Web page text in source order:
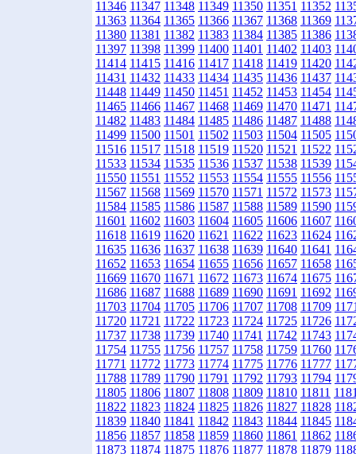
11346 11347 11348 11349 11350 11351 11352
11363 11364 11365 11366 11367 11368 11369
11380 11381 11382 11383 11384 11385 11386
11397 11398 11399 11400 11401 11402 11403
11414 11415 11416 11417 11418 11419 11420
11431 11432 11433 11434 11435 11436 11437
11448 11449 11450 11451 11452 11453 11454
11465 11466 11467 11468 11469 11470 11471
11482 11483 11484 11485 11486 11487 11488
11499 11500 11501 11502 11503 11504 11505
11516 11517 11518 11519 11520 11521 11522
11533 11534 11535 11536 11537 11538 11539
11550 11551 11552 11553 11554 11555 11556
11567 11568 11569 11570 11571 11572 11573
11584 11585 11586 11587 11588 11589 11590
11601 11602 11603 11604 11605 11606 11607
11618 11619 11620 11621 11622 11623 11624
11635 11636 11637 11638 11639 11640 11641
11652 11653 11654 11655 11656 11657 11658
11669 11670 11671 11672 11673 11674 11675
11686 11687 11688 11689 11690 11691 11692
11703 11704 11705 11706 11707 11708 11709
11720 11721 11722 11723 11724 11725 11726
11737 11738 11739 11740 11741 11742 11743
11754 11755 11756 11757 11758 11759 11760
11771 11772 11773 11774 11775 11776 11777
11788 11789 11790 11791 11792 11793 11794
11805 11806 11807 11808 11809 11810 11811
11822 11823 11824 11825 11826 11827 11828
11839 11840 11841 11842 11843 11844 11845
11856 11857 11858 11859 11860 11861 11862
11873 11874 11875 11876 11877 11878 11879